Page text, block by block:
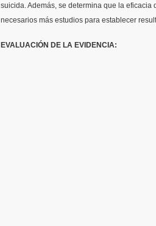
suicida. Además, se determina que la
necesarios más estudios para establecer
EVALUACIÓN DE LA EVIDENCIA: